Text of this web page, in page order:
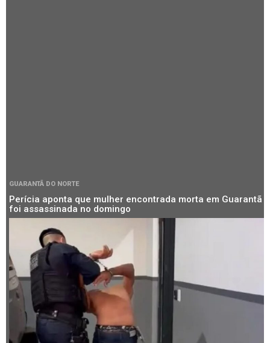
GUARANTÃ DO NORTE
Perícia aponta que mulher encontrada morta em Guarantã
foi assassinada no domingo